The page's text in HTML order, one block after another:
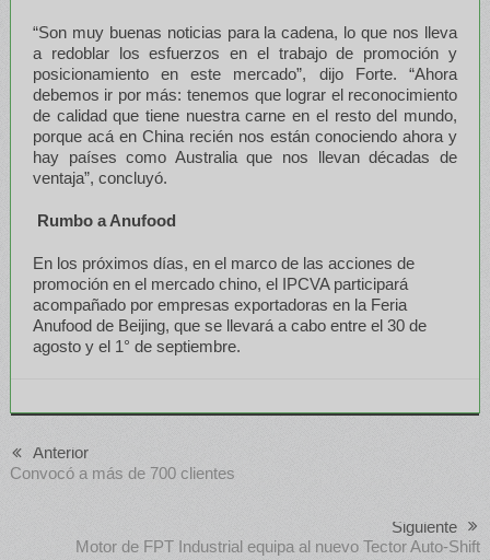
“Son muy buenas noticias para la cadena, lo que nos lleva
a redoblar los esfuerzos en el trabajo de promoción y
posicionamiento en este mercado”, dijo Forte. “Ahora
debemos ir por más: tenemos que lograr el reconocimiento
de calidad que tiene nuestra carne en el resto del mundo,
porque acá en China recién nos están conociendo ahora y
hay países como Australia que nos llevan décadas de
ventaja”, concluyó.
Rumbo a Anufood
En los próximos días, en el marco de las acciones de
promoción en el mercado chino, el IPCVA participará
acompañado por empresas exportadoras en la Feria
Anufood de Beijing, que se llevará a cabo entre el 30 de
agosto y el 1° de septiembre.
Anterior
Convocó a más de 700 clientes
Siguiente
Motor de FPT Industrial equipa al nuevo Tector Auto-Shift